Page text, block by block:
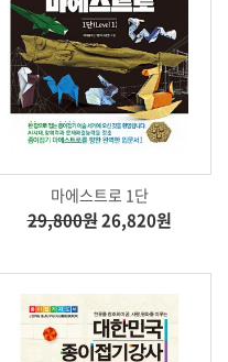
마에스트로 1단
29,800원26,820원